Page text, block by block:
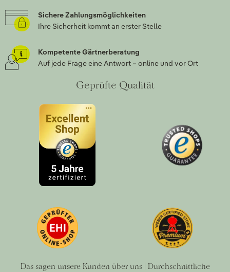
Sichere Zahlungsmöglichkeiten
Ihre Sicherheit kommt an erster Stelle
Kompetente Gärtnerberatung
Auf jede Frage eine Antwort – online und vor Ort
Geprüfte Qualität
Das sagen unsere Kunden über uns | Durchschnittliche